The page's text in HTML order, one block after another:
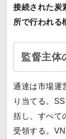
接続された炭
所で行われる
監督主体
通達は市場運
り当てる。
括し、すべて
受領する。